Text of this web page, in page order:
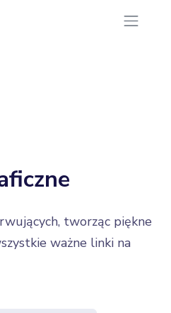
tworząc piękne
ważne linki na